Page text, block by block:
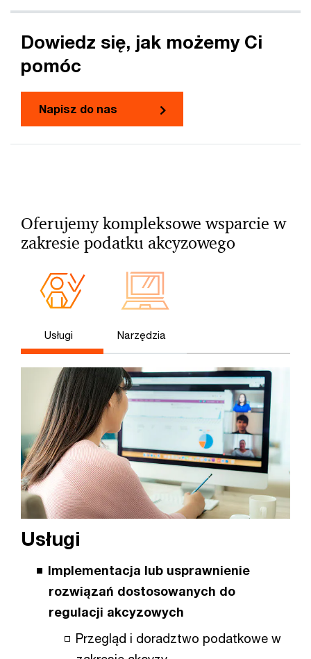
Dowiedz się, jak możemy Ci
pomóc
Napisz do nas
Oferujemy kompleksowe wsparcie w
zakresie podatku akcyzowego
Usługi Narzędzia
Usługi
Implementacja lub usprawnienie
rozwiązań dostosowanych do
regulacji akcyzowych
Przegląd i doradztwo podatkowe w